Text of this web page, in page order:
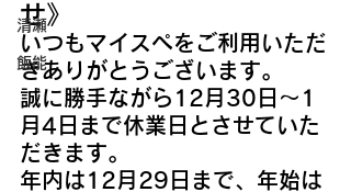
清瀬
飯能
せ》
いつもマイスぺをご利用いただ
きありがとうございます。
誠に勝手ながら12月30日～1
月4日まで休業日とさせていた
だきます。
年内は12月29日まで、年始は